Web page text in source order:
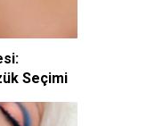
Seçimi